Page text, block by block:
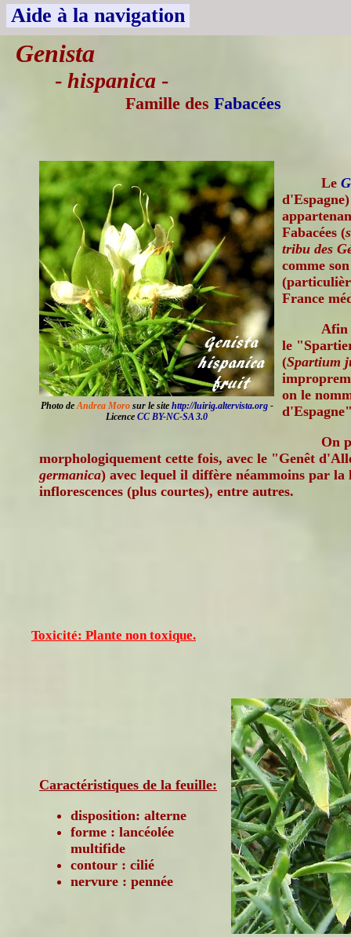
Aide à la navigation
Genista
- hispanica -
Famille des Fabacées
Photo deAndrea Morosur le site http://luirig.altervista.org-
Licence CC BY-NC-SA 3.0
Le
d'Espagne)
Fabacées (
tribu des
comme
France
Afin
le
(Spartium
on le
On
morphologiquement cette fois, avec le "Genêt
germanica) avec lequel il diffère néammoins par la
inflorescences (plus courtes), entre autres.
Toxicité: Plante non toxique.
Caractéristiques de la feuille:
disposition: alterne
forme : lancéolée
multifide
contour : cilié
nervure : pennée